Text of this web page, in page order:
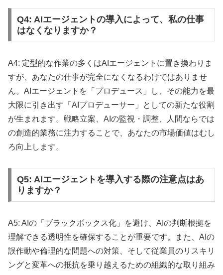
Q4: AIエージェントの導入によって、私の仕事
はなくなりますか？
A4: 定型的な作業の多くはAIエージェントに置き換わりま
すが、あなたの仕事が完全になくなるわけではありませ
ん。AIエージェントを「プロデュース」し、その能力を最
大限に引き出す「AIプロデューサー」としての新たな役割
が生まれます。戦略立案、AIの監視・調整、人間ならでは
の創造的業務に注力することで、あなたの市場価値はむし
ろ向上します。
Q5: AIエージェントを導入する際の注意点はあ
りますか？
A5: AIの「ブラックボックス化」を避け、AIの判断根拠を
理解できる透明性を確保することが重要です。また、AIの
誤作動や倫理的な問題への対策、そして従業員のリスキリ
ングと変革への抵抗を乗り越えるための組織的な取り組み